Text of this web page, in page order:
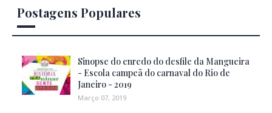
Postagens Populares
Sinopse do enredo do desfile da Mangueira
- Escola campeã do carnaval do Rio de
Janeiro - 2019
Março 07, 2019